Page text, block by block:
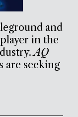
and
in the
AQ
are seeking